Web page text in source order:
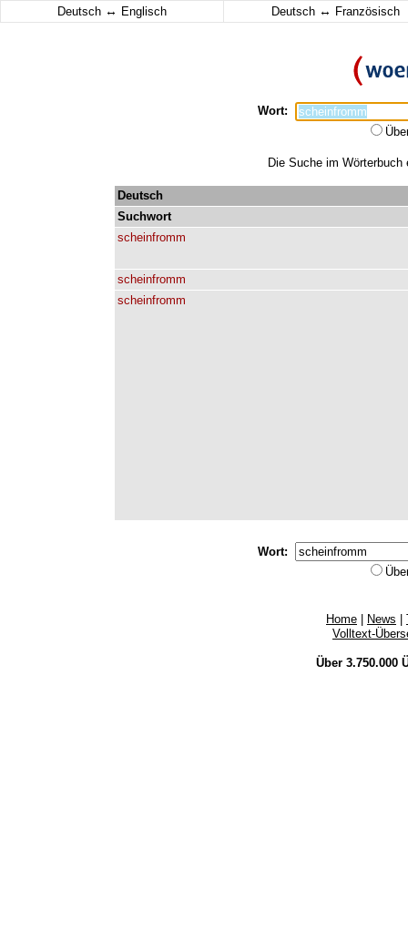
Deutsch ↔ Englisch Deutsch ↔ Französisch
Wort:
Die Suche im
Deutsch
Suchwort
scheinfromm
scheinfromm
scheinfromm
Wort:
Home News
Volltext-
Über 3.750.000